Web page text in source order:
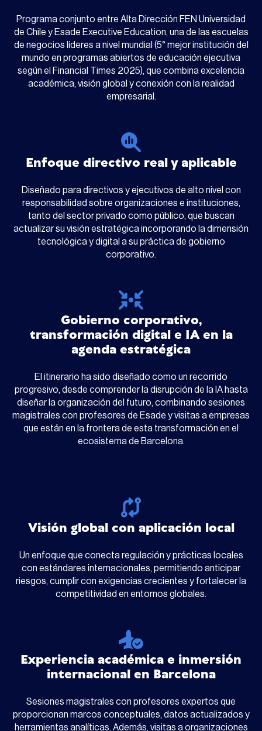
Programa conjunto entre Alta Dirección FEN Universidad
de Chile y Esade Executive Education, una de las escuelas
de negocios líderes a nivel mundial (5° mejor institución del
mundo en programas abiertos de educación ejecutiva
según el Financial Times 2025), que combina excelencia
académica, visión global y conexión con la realidad
empresarial.
Enfoque directivo real y aplicable
Diseñado para directivos y ejecutivos de alto nivel con
responsabilidad sobre organizaciones e instituciones,
tanto del sector privado como público, que buscan
actualizar su visión estratégica incorporando la dimensión
tecnológica y digital a su práctica de gobierno
corporativo.
Gobierno corporativo,
transformación digital e IA en la
agenda estratégica
El itinerario ha sido diseñado como un recorrido
progresivo, desde comprender la disrupción de la IA hasta
diseñar la organización del futuro, combinando sesiones
magistrales con profesores de Esade y visitas a empresas
que están en la frontera de esta transformación en el
ecosistema de Barcelona.
Visión global con aplicación local
Un enfoque que conecta regulación y prácticas locales
con estándares internacionales, permitiendo anticipar
riesgos, cumplir con exigencias crecientes y fortalecer la
competitividad en entornos globales.
Experiencia académica e inmersión
internacional en Barcelona
Sesiones magistrales con profesores expertos que
proporcionan marcos conceptuales, datos actualizados y
herramientas analíticas. Además, visitas a organizaciones